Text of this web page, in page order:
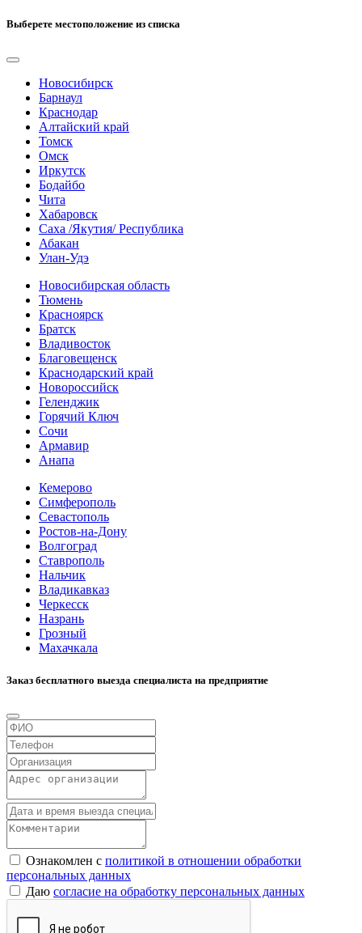
Выберете местоположение из списка
Новосибирск
Барнаул
Краснодар
Алтайский край
Томск
Омск
Иркутск
Бодайбо
Чита
Хабаровск
Саха /Якутия/ Республика
Абакан
Улан-Удэ
Новосибирская область
Тюмень
Красноярск
Братск
Владивосток
Благовещенск
Краснодарский край
Новороссийск
Геленджик
Горячий Ключ
Сочи
Армавир
Анапа
Кемерово
Симферополь
Севастополь
Ростов-на-Дону
Волгоград
Ставрополь
Нальчик
Владикавказ
Черкесск
Назрань
Грозный
Махачкала
Заказ бесплатного выезда специалиста на предприятие
Ознакомлен с политикой в отношении обработки
персональных данных
Даю согласие на обработку персональных данных